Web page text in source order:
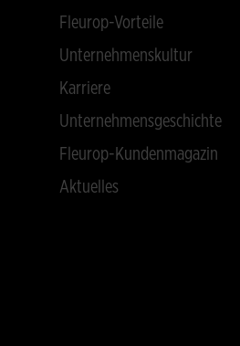
Fleurop-Vorteile
Unternehmenskultur
Karriere
Unternehmensgeschichte
Fleurop-Kundenmagazin
Aktuelles